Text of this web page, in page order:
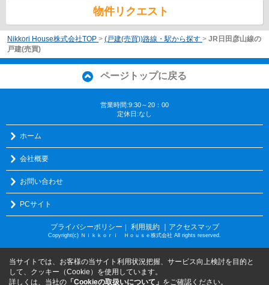
物件リクエスト
Nikkori House株式会社TOP > (戸建(売買))路線・駅から探す > JR日田彦山線の
戸建(売買)
ページトップに戻る
営業時間:9:30～20：00
定休日:なし
ホーム
会社概要
お問い合わせ
PCサイト
プライバシーポリシー ｜ 利用規約 ｜アクセスマップ
Copyright(c) Ｎｉｋｋｏｒｉ Ｈｏｕｓｅ株式会社 All rights reserved.
当サイトでは、お客様の当サイト利用状況把握、サービス向上検討を目的と
して、クッキー（Cookie）を使用しています。
詳しくは、当社の 「Cookieの取扱いについて」 をご確認ください。